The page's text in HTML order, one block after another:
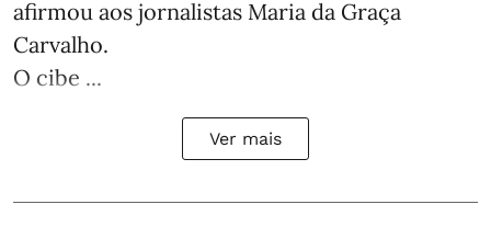
afirmou aos jornalistas Maria da Graça
Carvalho.
O cibe ...
Ver mais